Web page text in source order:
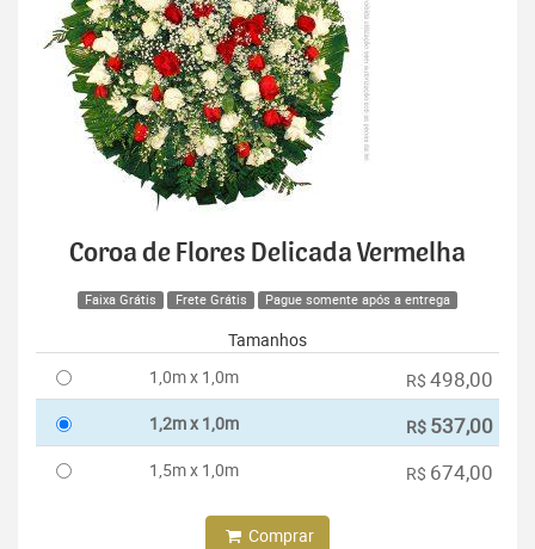
Coroa de Flores Delicada Vermelha
Faixa Grátis Frete Grátis Pague somente após a entrega
Tamanhos
1,0m x 1,0m
R$ 498,00
1,2m x 1,0m R$ 537,00
1,5m x 1,0m R$ 674,00
Comprar